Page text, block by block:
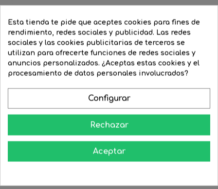
regulable...
regular
3,87 € 2,90 €

Esta tienda te pide que aceptes cookies para fines de
rendimiento, redes sociales y publicidad. Las redes
sociales y las cookies publicitarias de terceros se
utilizan para ofrecerte funciones de redes sociales y
anuncios personalizados. ¿Aceptas estas cookies y el
procesamiento de datos personales involucrados?
Configurar
Rechazar
Aceptar